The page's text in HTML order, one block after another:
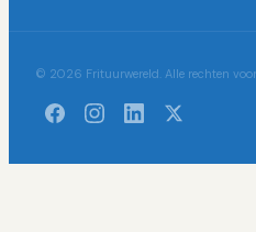
© 2026 Frituurwereld. Alle rechten